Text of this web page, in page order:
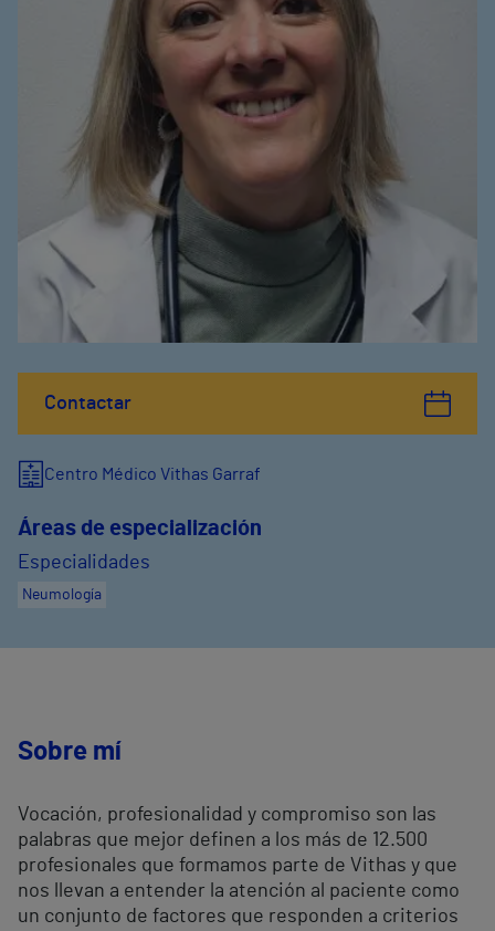
Contactar
Centro Médico Vithas Garraf
Áreas de especialización
Especialidades
Neumología
Sobre mí
Vocación, profesionalidad y compromiso son las
palabras que mejor definen a los más de 12.500
profesionales que formamos parte de Vithas y que
nos llevan a entender la atención al paciente como
un conjunto de factores que responden a criterios